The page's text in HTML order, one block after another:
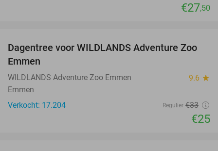
€27,50
24%
Dagentree voor WILDLANDS Adventure Zoo
Emmen
WILDLANDS Adventure Zoo Emmen 9.6 star
Emmen
Verkocht: 17.204
Regulier €33
€25